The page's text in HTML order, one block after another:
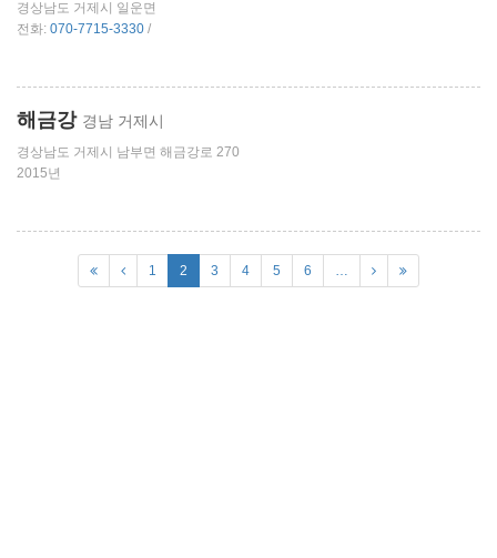
경상남도 거제시 일운면
전화: 070-7715-3330 /
해금강 경남 거제시
경상남도 거제시 남부면 해금강로 270
2015년
1 2 3 4 5 6 …